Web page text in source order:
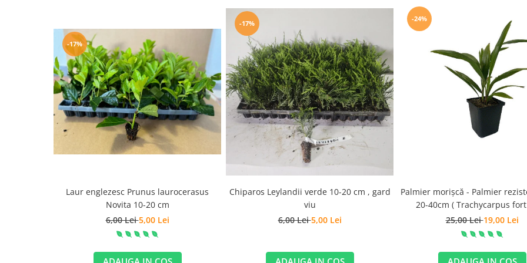
-17%
Laur englezesc Prunus laurocerasus
Novita 10-20 cm
6,00 Lei5,00 Lei
-17%
Chiparos Leylandii verde 10-20 cm , gard
viu
6,00 Lei5,00 Lei
-24%
Palmier morișcă - Palmier
20-40cm ( Trachycarpus
25,00 Lei19,00 Lei